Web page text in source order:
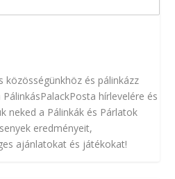
közösségünkhöz és pálinkázz
hírlevelére és
neked a Pálinkák és Párlatok
eredményeit,
ajánlatokat és játékokat!